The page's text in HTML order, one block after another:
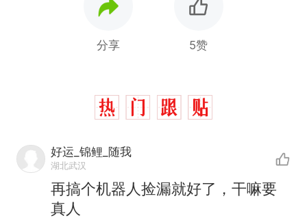
分享 5赞
好运_锦鲤_随我
湖北武汉
再搞个机器人捡漏就好了，干嘛要
真人